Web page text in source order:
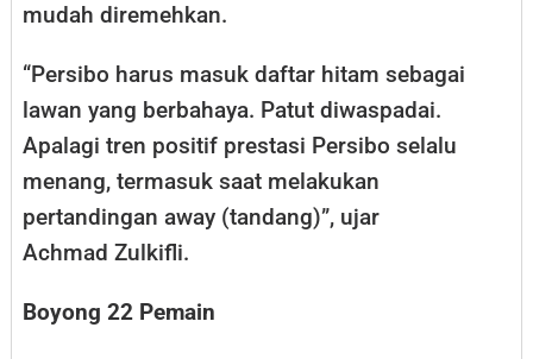
mudah diremehkan.
“Persibo harus masuk daftar hitam sebagai
lawan yang berbahaya. Patut diwaspadai.
Apalagi tren positif prestasi Persibo selalu
menang, termasuk saat melakukan
pertandingan away (tandang)”, ujar
Achmad Zulkifli.
Boyong 22 Pemain